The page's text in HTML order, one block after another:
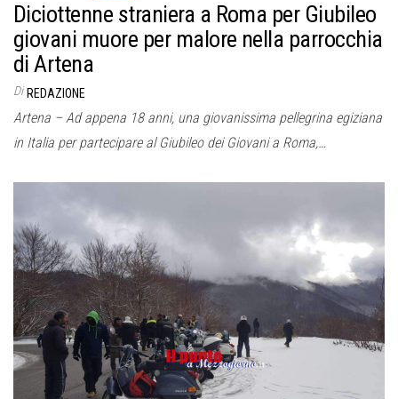
Diciottenne straniera a Roma per Giubileo
giovani muore per malore nella parrocchia
di Artena
Di REDAZIONE
Artena – Ad appena 18 anni, una giovanissima pellegrina egiziana
in Italia per partecipare al Giubileo dei Giovani a Roma,…